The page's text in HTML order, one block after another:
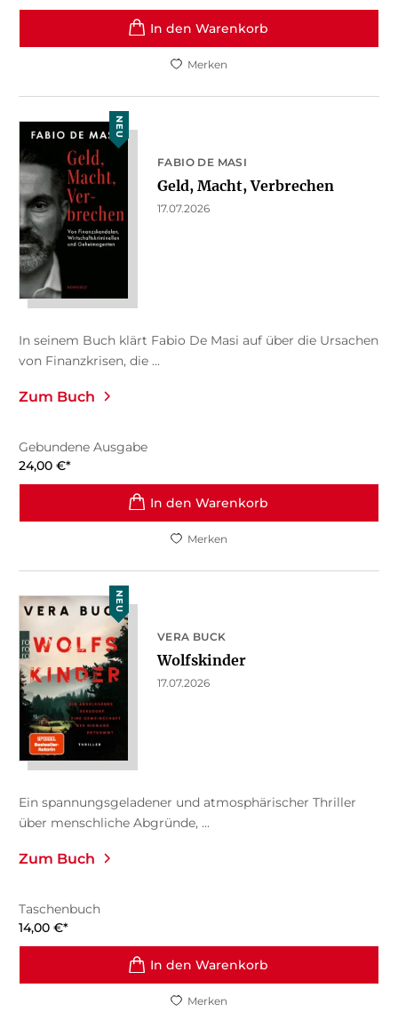
In den Warenkorb
Merken
NEU
FABIO DE MASI
Geld, Macht, Verbrechen
17.07.2026
In seinem Buch klärt Fabio De Masi auf über die Ursachen
von Finanzkrisen, die ...
Zum Buch
Gebundene Ausgabe
24,00 €*
In den Warenkorb
Merken
NEU
VERA BUCK
Wolfskinder
17.07.2026
Ein spannungsgeladener und atmosphärischer Thriller
über menschliche Abgründe, ...
Zum Buch
Taschenbuch
14,00 €*
In den Warenkorb
Merken